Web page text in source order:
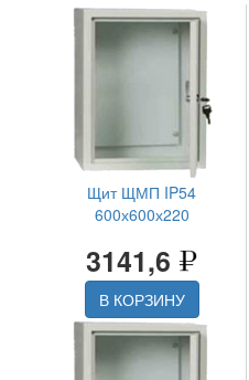
Щит ЩМП IP54
600х600х220
3141,6
В КОРЗИНУ